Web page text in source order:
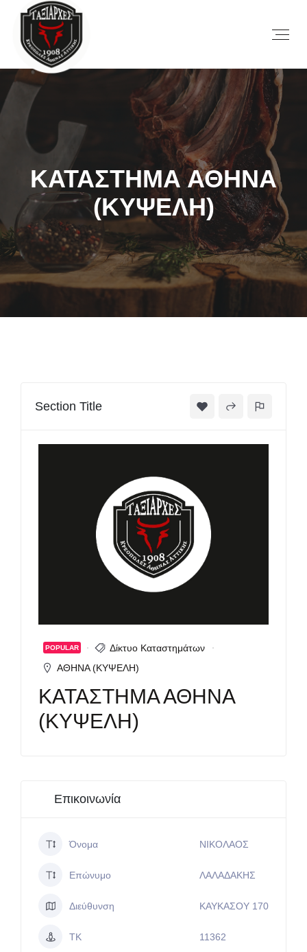
ΚΑΤΑΣΤΗΜΑ ΑΘΗΝΑ
(ΚΥΨΕΛΗ)
Section Title
POPULAR
Δίκτυο Καταστημάτων
ΑΘΗΝΑ (ΚΥΨΕΛΗ)
ΚΑΤΑΣΤΗΜΑ ΑΘΗΝΑ
(ΚΥΨΕΛΗ)
Επικοινωνία
Όνομα ΝΙΚΟΛΑΟΣ
Επώνυμο ΛΑΛΑΔΑΚΗΣ
Διεύθυνση ΚΑΥΚΑΣΟΥ 170
ΤΚ 11362